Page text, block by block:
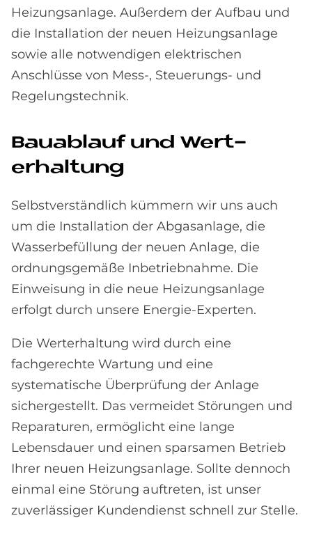
Heizungsanlage. Außerdem der Aufbau und
die Installation der neuen Heizungsanlage
sowie alle notwendigen elektrischen
Anschlüsse von Mess-, Steuerungs- und
Regelungstechnik.
Bau­ab­lauf und Wert­
erhal­tung
Selbstverständlich kümmern wir uns auch
um die Installation der Abgasanlage, die
Wasserbefüllung der neuen Anlage, die
ordnungsgemäße Inbetriebnahme. Die
Einweisung in die neue Heizungsanlage
erfolgt durch unsere Energie-Experten.
Die Werterhaltung wird durch eine
fachgerechte Wartung und eine
systematische Überprüfung der Anlage
sichergestellt. Das vermeidet Störungen und
Reparaturen, ermöglicht eine lange
Lebensdauer und einen sparsamen Betrieb
Ihrer neuen Heizungsanlage. Sollte dennoch
einmal eine Störung auftreten, ist unser
zuverlässiger Kundendienst schnell zur Stelle.